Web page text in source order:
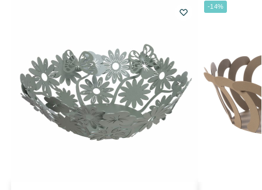
-14%